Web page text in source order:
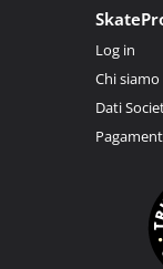
Log in
Chi siamo
Dati